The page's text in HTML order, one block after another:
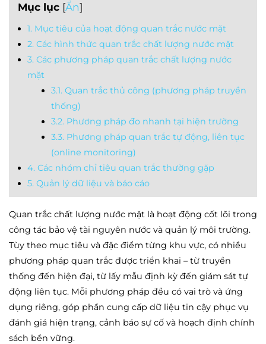
Mục lục [Ẩn]
1. Mục tiêu của hoạt động quan trắc nước mặt
2. Các hình thức quan trắc chất lượng nước mặt
3. Các phương pháp quan trắc chất lượng nước
mặt
3.1. Quan trắc thủ công (phương pháp truyền
thống)
3.2. Phương pháp đo nhanh tại hiện trường
3.3. Phương pháp quan trắc tự động, liên tục
(online monitoring)
4. Các nhóm chỉ tiêu quan trắc thường gặp
5. Quản lý dữ liệu và báo cáo
Quan trắc chất lượng nước mặt là hoạt động cốt lõi trong
công tác bảo vệ tài nguyên nước và quản lý môi trường.
Tùy theo mục tiêu và đặc điểm từng khu vực, có nhiều
phương pháp quan trắc được triển khai – từ truyền
thống đến hiện đại, từ lấy mẫu định kỳ đến giám sát tự
động liên tục. Mỗi phương pháp đều có vai trò và ứng
dụng riêng, góp phần cung cấp dữ liệu tin cậy phục vụ
đánh giá hiện trạng, cảnh báo sự cố và hoạch định chính
sách bền vững.